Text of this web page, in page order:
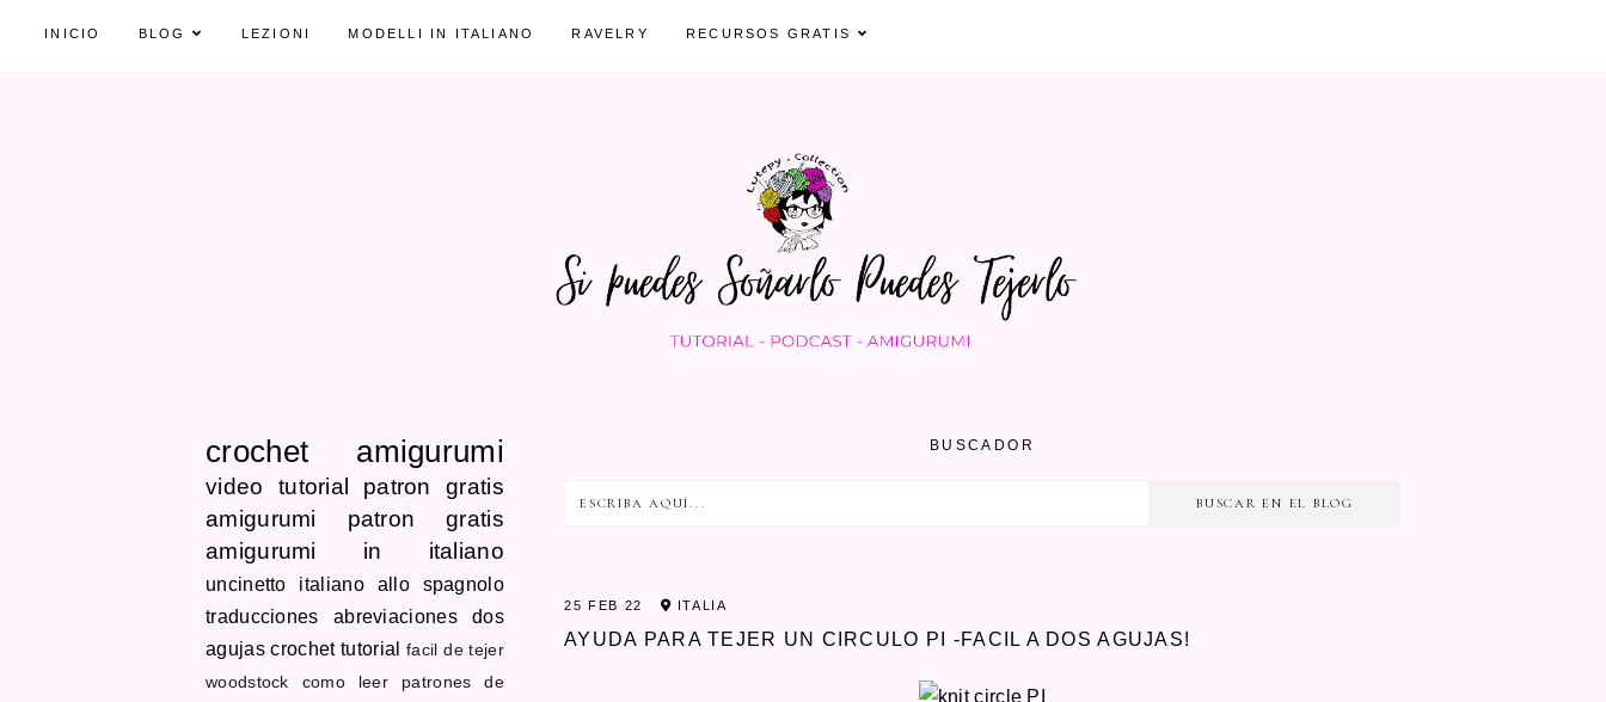
INICIO BLOG LEZIONI MODELLI IN ITALIANO RAVELRY RECURSOS GRATIS
BUSCADOR
25 FEB 22 ITALIA
AYUDA PARA TEJER UN CIRCULO PI -FACIL A DOS AGUJAS!
crochet amigurumi
video tutorial
patron gratis
amigurumi patron gratis
amigurumi in italiano
uncinetto
italiano allo spagnolo
traducciones
abreviaciones dos
agujas crochet tutorial
facil de tejer
woodstock
como leer patrones de